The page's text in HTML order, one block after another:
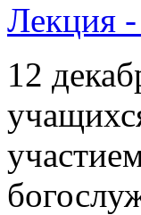
Лекция -
12